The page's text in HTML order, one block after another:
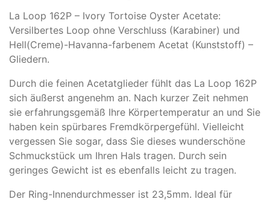
La Loop 162P – Ivory Tortoise Oyster Acetate:
Versilbertes Loop ohne Verschluss (Karabiner) und
Hell(Creme)-Havanna-farbenem Acetat (Kunststoff) –
Gliedern.
Durch die feinen Acetatglieder fühlt das La Loop 162P
sich äußerst angenehm an. Nach kurzer Zeit nehmen
sie erfahrungsgemäß Ihre Körpertemperatur an und Sie
haben kein spürbares Fremdkörpergefühl. Vielleicht
vergessen Sie sogar, dass Sie dieses wunderschöne
Schmuckstück um Ihren Hals tragen. Durch sein
geringes Gewicht ist es ebenfalls leicht zu tragen.
Der Ring-Innendurchmesser ist 23,5mm. Ideal für